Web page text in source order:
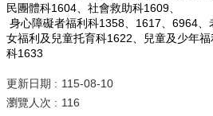
民團體科1604、社會救助科1609、
身心障礙者福利科1358、1617、6964
女福利及兒童托育科1622、兒童及少年
科1633
更新日期
115-08-10
瀏覽人次
116